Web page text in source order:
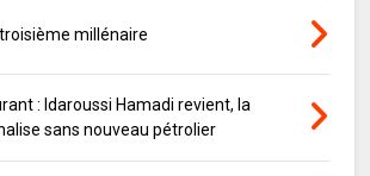
millénaire
: Idaroussi Hamadi revient, la
sans nouveau pétrolier